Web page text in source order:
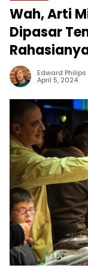
Wah, Arti
Dipasar
Edward Philips
April 5, 2024